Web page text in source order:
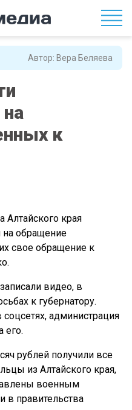
Автор: Вера Беляева
к
Алтайского края
на обращение
свое обращение к
видео, в
к губернатору.
администрация
его.
рублей получили все
из Алтайского края,
военным
в правительства